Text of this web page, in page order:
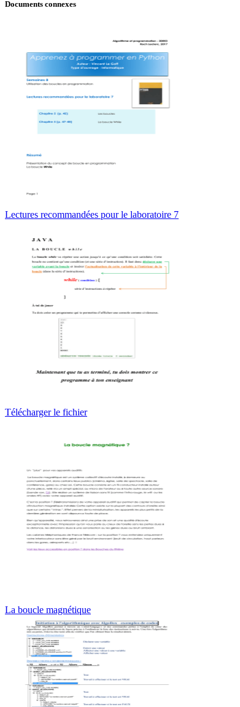
Documents connexes
Lectures recommandées pour le laboratoire 7
Télécharger le fichier
La boucle magnétique